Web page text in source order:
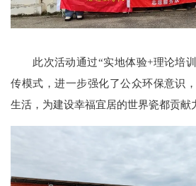
此次活动通过“实地体验+理论培训
传模式，进一步强化了公众环保意识
生活，为建设幸福宜居的世界瓷都贡献